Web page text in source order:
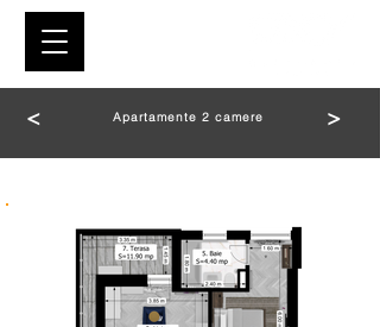
< Apartamente 2 camere >